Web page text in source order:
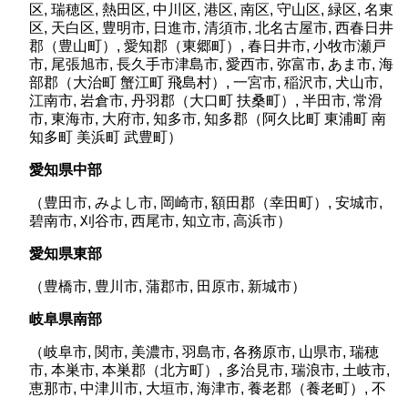
区, 瑞穂区, 熱田区, 中川区, 港区, 南区, 守山区, 緑区, 名東
区, 天白区, 豊明市, 日進市, 清須市, 北名古屋市, 西春日井
郡（豊山町）, 愛知郡（東郷町）, 春日井市, 小牧市瀬戸
市, 尾張旭市, 長久手市津島市, 愛西市, 弥富市, あま市, 海
部郡（大治町 蟹江町 飛島村）, 一宮市, 稲沢市, 犬山市,
江南市, 岩倉市, 丹羽郡（大口町 扶桑町）, 半田市, 常滑
市, 東海市, 大府市, 知多市, 知多郡（阿久比町 東浦町 南
知多町 美浜町 武豊町）
愛知県中部
（豊田市, みよし市, 岡崎市, 額田郡（幸田町）, 安城市,
碧南市, 刈谷市, 西尾市, 知立市, 高浜市）
愛知県東部
（豊橋市, 豊川市, 蒲郡市, 田原市, 新城市）
岐阜県南部
（岐阜市, 関市, 美濃市, 羽島市, 各務原市, 山県市, 瑞穂
市, 本巣市, 本巣郡（北方町）, 多治見市, 瑞浪市, 土岐市,
恵那市, 中津川市, 大垣市, 海津市, 養老郡（養老町）, 不